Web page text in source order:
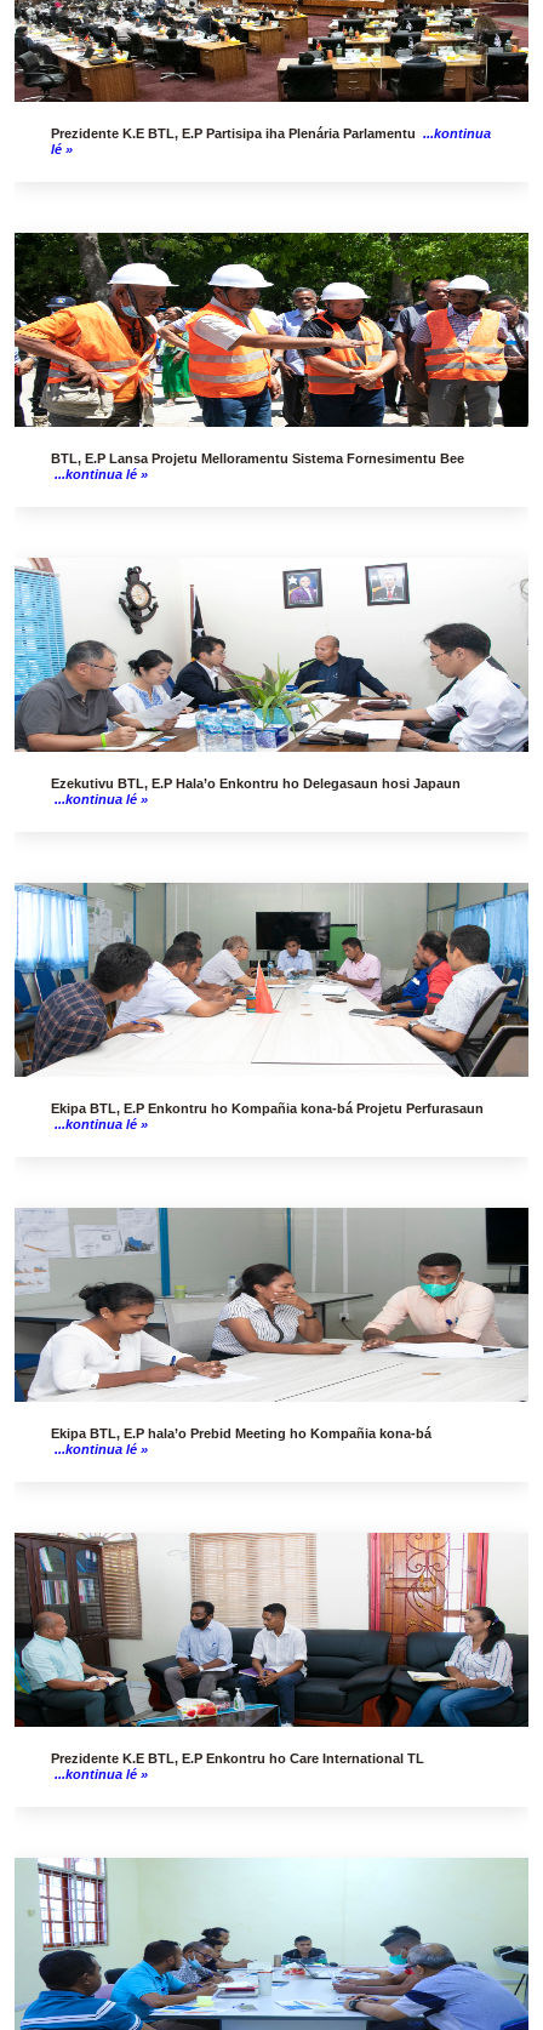
Prezidente K.E BTL, E.P Partisipa iha Plenária Parlamentu ...kontinua
lé »
BTL, E.P Lansa Projetu Melloramentu Sistema Fornesimentu Bee
...kontinua lé »
Ezekutivu BTL, E.P Hala’o Enkontru ho Delegasaun hosi Japaun
...kontinua lé »
Ekipa BTL, E.P Enkontru ho Kompañia kona-bá Projetu Perfurasaun
...kontinua lé »
Ekipa BTL, E.P hala’o Prebid Meeting ho Kompañia kona-bá
...kontinua lé »
Prezidente K.E BTL, E.P Enkontru ho Care International TL
...kontinua lé »